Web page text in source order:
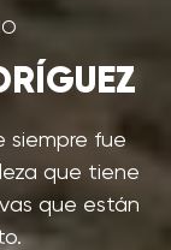
siempre fue
que tiene
que están